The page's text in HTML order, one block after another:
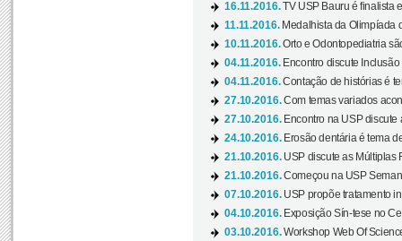
16.11.2016.TV USP Bauru é finalista
11.11.2016. Medalhista da Olimpíada
10.11.2016.Orto e Odontopediatria
04.11.2016. Encontro discute
04.11.2016.Contação de histórias é
27.10.2016.Com temas variados
27.10.2016. Encontro na USP discute
24.10.2016. Erosão dentária é tema
21.10.2016. USP discute as Múltiplas
21.10.2016.Começou na USP
07.10.2016. USP propõe tratamento
04.10.2016. Exposição Sín-tese no
03.10.2016.Workshop Web Of